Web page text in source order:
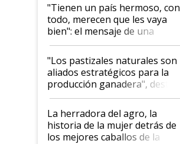
"Tienen un país hermoso, con
todo, merecen que les vaya
bien": el mensaje de una
ganadera uruguaya sobre las
oportunidades que se abren
para el agro en Argentina, con
foco en la carne
"Los pastizales naturales son
aliados estratégicos para la
producción ganadera", destaca
la iniciativa que ya reúne a 46
establecimientos en Argentina
La herradora del agro, la
historia de la mujer detrás de
los mejores caballos de la